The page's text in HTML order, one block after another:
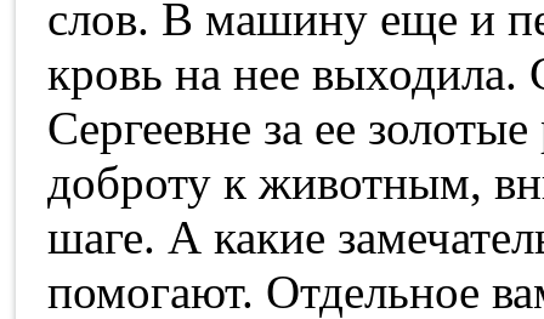
слов. В машину еще и
кровь на нее выходила.
Сергеевне за ее
доброту к животным,
шаге. А какие
помогают. Отдельное